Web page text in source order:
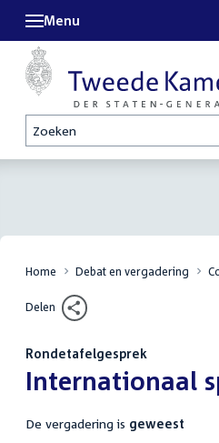
Zoeken
Menu
Home Debat en vergadering
Delen
Rondetafelgesprek
:Internationaal
De vergadering is geweest